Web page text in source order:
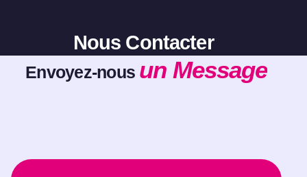
Nous Contacter
Envoyez-nous un Message